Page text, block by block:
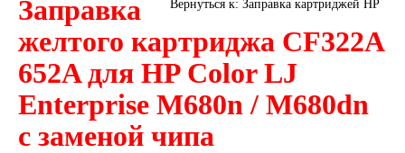
Вернуться к: Заправка картриджей HP
Заправка
желтого картриджа CF322A
652A для HP Color LJ
Enterprise M680n / M680dn
с заменой чипа